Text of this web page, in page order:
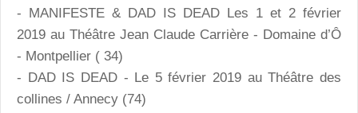
- MANIFESTE & DAD IS DEAD Les 1 et 2 février
2019 au Théâtre Jean Claude Carrière - Domaine d’Ô
- Montpellier ( 34)
- DAD IS DEAD - Le 5 février 2019 au Théâtre des
collines / Annecy (74)